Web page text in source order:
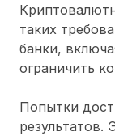
таких
банки,
ограничить
Попытки
результатов.